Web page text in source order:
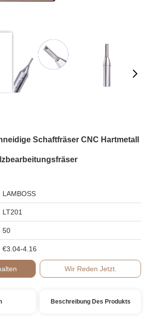
Schaftfräser CNC Hartmetall
LAMBOSS
LT201
50
€3.04-4.16
Wir Reden Jetzt.
Beschreibung Des Produkts